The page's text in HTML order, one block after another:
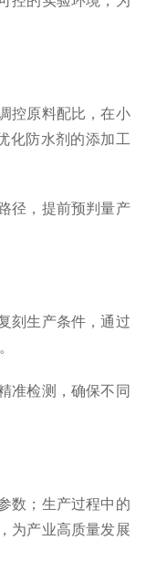
控原料配比，在小
化防水剂的添加工
径，提前预判量产
刻生产条件，通过
准检测，确保不同
数；生产过程中的
为产业高质量发展